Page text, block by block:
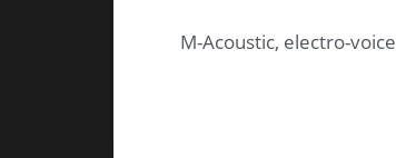
M-Acoustic, electro-voice